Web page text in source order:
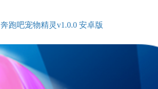
奔跑吧宠物精灵v1.0.0 安卓版